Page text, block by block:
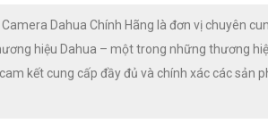
Dahua Chính Hãng là đơn vị chuyên
hiệu Dahua – một trong những thương
kết cung cấp đầy đủ và chính xác các sản